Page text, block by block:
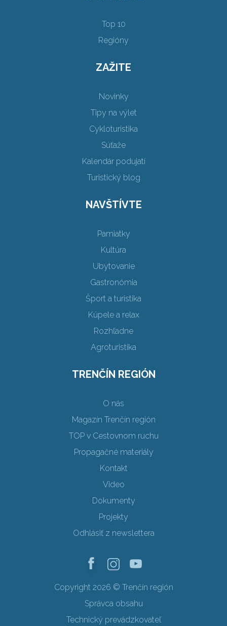
Top 10
Regióny
ZAŽITE
Novinky
Tipy na výlet
Cykloturistika
Súťaže
Kalendár podujatí
Turistický blog
NAVŠTÍVTE
Pamiatky
Kultúra
Ubytovanie
Gastronómia
Šport a turistika
Kúpele a relax
Rozhľadne
Agroturistika
TRENČÍN REGIÓN
O nás
Magazín Trenčín región
TOP v Cestovnom ruchu
Propagačné materiály
Kontakt
Video
Dokumenty
Projekty
Odhlásiť z newslettera
Copyright 2026 © Trenčín región
Správca obsahu
Technický prevádzkovateľ